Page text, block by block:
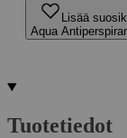
Lisää
Aqua
Tuotetiedot